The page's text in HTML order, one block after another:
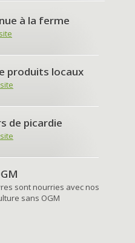
à la ferme
produits locaux
de picardie
sont nourries avec nos
sans OGM